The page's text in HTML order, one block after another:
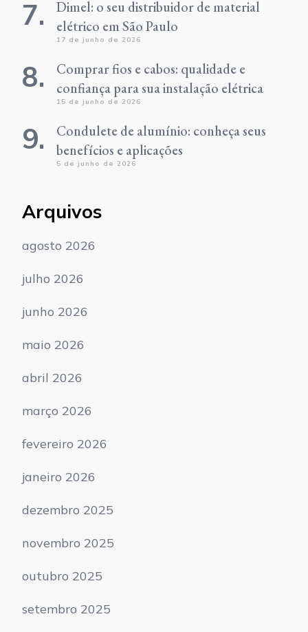
Dimel: o seu distribuidor de material
elétrico em São Paulo
17 de junho de 2026
Comprar fios e cabos: qualidade e
confiança para sua instalação elétrica
15 de junho de 2026
Condulete de alumínio: conheça seus
benefícios e aplicações
5 de junho de 2026
Arquivos
agosto 2026
julho 2026
junho 2026
maio 2026
abril 2026
março 2026
fevereiro 2026
janeiro 2026
dezembro 2025
novembro 2025
outubro 2025
setembro 2025